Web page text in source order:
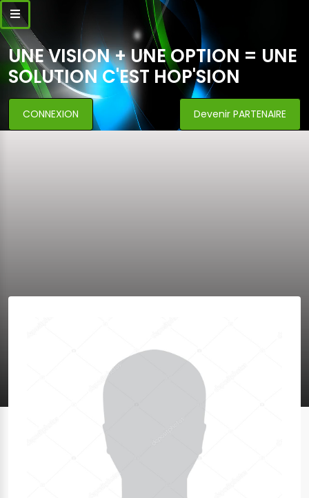
UNE VISION + UNE OPTION = UNE
SOLUTION C'EST HOP'SION
CONNEXION Devenir PARTENAIRE